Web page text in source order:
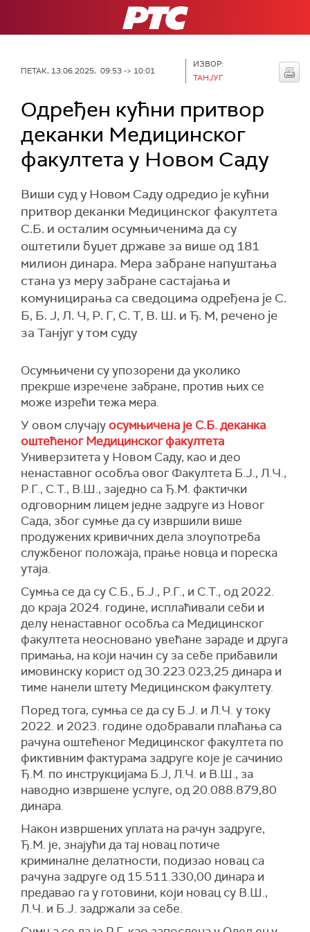
РТС
ПЕТАК, 13.06.2025, 09:53 -> 10:01
ИЗВОР:
ТАНЈУГ
Одређен кућни притвор
деканки Медицинског
факултета у Новом Саду
Виши суд у Новом Саду одредио је кућни
притвор деканки Медицинског факултета
С.Б. и осталим осумњиченима да су
оштетили буџет државе за више од 181
милион динара. Мера забране напуштања
стана уз меру забране састајања и
комуницирања са сведоцима одређена је С.
Б, Б. Ј, Л. Ч, Р. Г, С. Т, В. Ш. и Ђ. М, речено је
за Танјуг у том суду
Осумњичени су упозорени да уколико
прекрше изречене забране, против њих се
може изрећи тежа мера.
У овом случају осумњичена је С.Б. деканка
оштећеног Медицинског факултета
Универзитета у Новом Саду, као и део
ненаставног особља овог Факултета Б.Ј., Л.Ч.,
Р.Г., С.Т., В.Ш., заједно са Ђ.М. фактички
одговорним лицем једне задруге из Новог
Сада, због сумње да су извршили више
продужених кривичних дела злоупотреба
службеног положаја, прање новца и пореска
утаја.
Сумња се да су С.Б., Б.Ј., Р.Г., и С.Т., од 2022.
до краја 2024. године, исплаћивали себи и
делу ненаставног особља са Медицинског
факултета неосновано увећане зараде и друга
примања, на који начин су за себе прибавили
имовинску корист од 30.223.023,25 динара и
тиме нанели штету Медицинском факултету.
Поред тога, сумња се да су Б.Ј. и Л.Ч. у току
2022. и 2023. године одобравали плаћања са
рачуна оштећеног Медицинског факултета по
фиктивним фактурама задруге које је сачинио
Ђ.М. по инструкцијама Б.Ј, Л.Ч. и В.Ш., за
наводно извршене услуге, од 20.088.879,80
динара.
Након извршених уплата на рачун задруге,
Ђ.М. је, знајући да тај новац потиче
криминалне делатности, подизао новац са
рачуна задруге од 15.511.330,00 динара и
предавао га у готовини, који новац су В.Ш.,
Л.Ч. и Б.Ј. задржали за себе.